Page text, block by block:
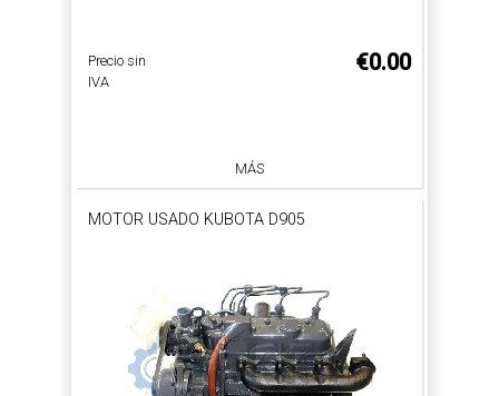
Precio sin
IVA
€0.00
MÁS
MOTOR USADO KUBOTA D905